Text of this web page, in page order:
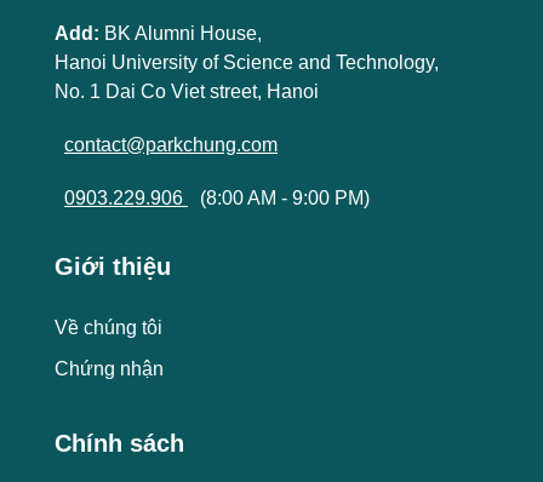
Add: BK Alumni House,
Hanoi University of Science and Technology,
No. 1 Dai Co Viet street, Hanoi
contact@parkchung.com
0903.229.906 (8:00 AM - 9:00 PM)
Giới thiệu
Về chúng tôi
Chứng nhận
Chính sách